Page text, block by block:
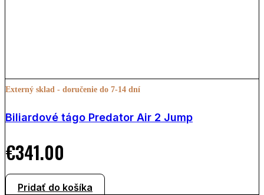
Externý sklad - doručenie do 7-14 dní
Biliardové tágo Predator Air 2 Jump
€341.00
Pridať do košíka